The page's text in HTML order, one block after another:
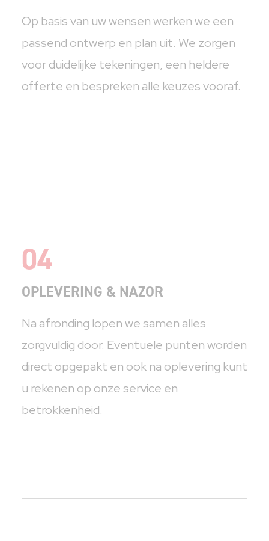
Op basis van uw wensen werken we een
passend ontwerp en plan uit. We zorgen
voor duidelijke tekeningen, een heldere
offerte en bespreken alle keuzes vooraf.
04
OPLEVERING & NAZOR
Na afronding lopen we samen alles
zorgvuldig door. Eventuele punten worden
direct opgepakt en ook na oplevering kunt
u rekenen op onze service en
betrokkenheid.